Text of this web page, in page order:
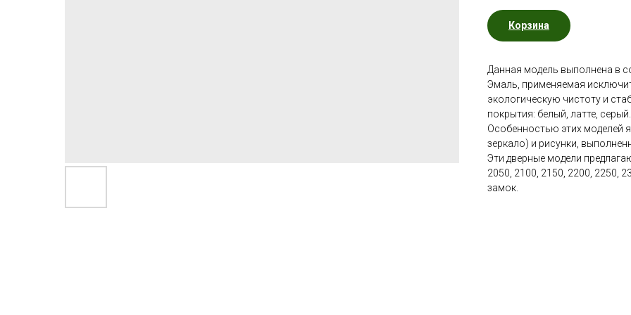
Корзина
Данная модель выполнена в
Эмаль, применяемая
экологическую чистоту и
покрытия: белый, латте, серый.
Особенностью этих моделей
зеркало) и рисунки,
Эти дверные модели
2050, 2100, 2150, 2200, 2250,
замок.